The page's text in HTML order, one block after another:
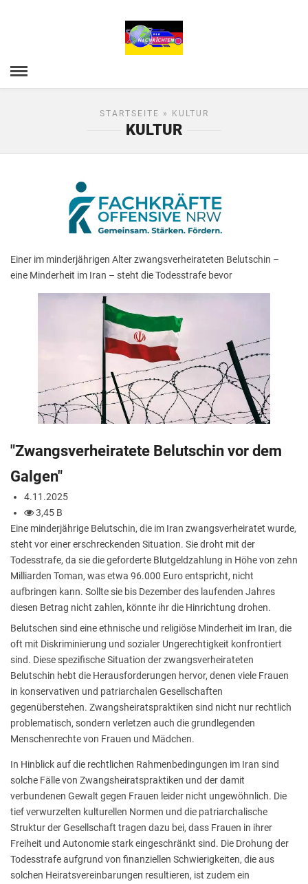
STARTSEITE » KULTUR
KULTUR
Einer im minderjährigen Alter zwangsverheirateten Belutschin –
eine Minderheit im Iran – steht die Todesstrafe bevor
"Zwangsverheiratete Belutschin vor dem
Galgen"
4.11.2025
3,45 B
Eine minderjährige Belutschin, die im Iran zwangsverheiratet wurde,
steht vor einer erschreckenden Situation. Sie droht mit der
Todesstrafe, da sie die geforderte Blutgeldzahlung in Höhe von zehn
Milliarden Toman, was etwa 96.000 Euro entspricht, nicht
aufbringen kann. Sollte sie bis Dezember des laufenden Jahres
diesen Betrag nicht zahlen, könnte ihr die Hinrichtung drohen.
Belutschen sind eine ethnische und religiöse Minderheit im Iran, die
oft mit Diskriminierung und sozialer Ungerechtigkeit konfrontiert
sind. Diese spezifische Situation der zwangsverheirateten
Belutschin hebt die Herausforderungen hervor, denen viele Frauen
in konservativen und patriarchalen Gesellschaften
gegenüberstehen. Zwangsheiratspraktiken sind nicht nur rechtlich
problematisch, sondern verletzen auch die grundlegenden
Menschenrechte von Frauen und Mädchen.
In Hinblick auf die rechtlichen Rahmenbedingungen im Iran sind
solche Fälle von Zwangsheiratspraktiken und der damit
verbundenen Gewalt gegen Frauen leider nicht ungewöhnlich. Die
tief verwurzelten kulturellen Normen und die patriarchalische
Struktur der Gesellschaft tragen dazu bei, dass Frauen in ihrer
Freiheit und Autonomie stark eingeschränkt sind. Die Drohung der
Todesstrafe aufgrund von finanziellen Schwierigkeiten, die aus
solchen Heiratsvereinbarungen resultieren, ist zudem ein